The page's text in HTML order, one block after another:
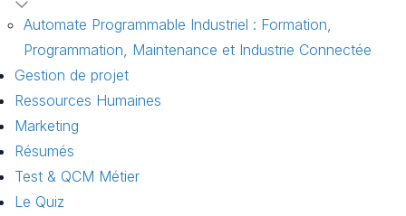
Automate Programmable Industriel : Formation,
Programmation, Maintenance et Industrie Connectée
Gestion de projet
Ressources Humaines
Marketing
Résumés
Test & QCM Métier
Le Quiz